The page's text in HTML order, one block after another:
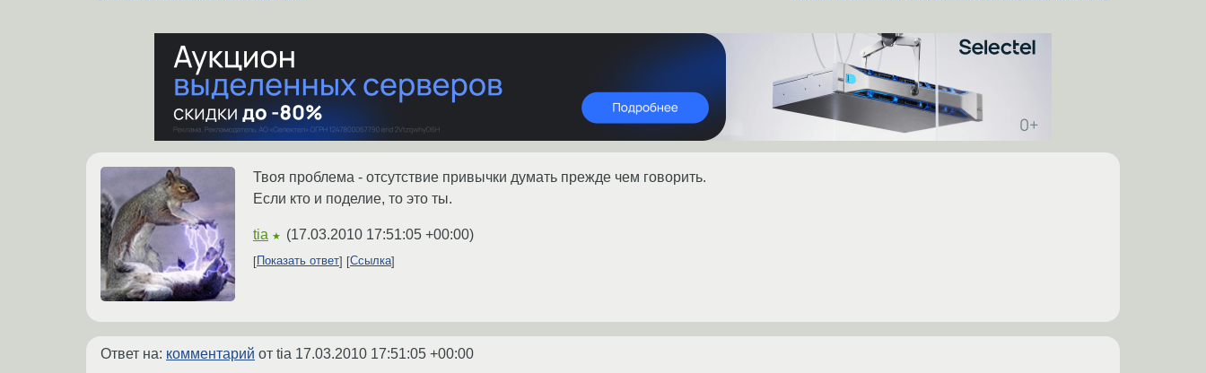
Твоя проблема - отсутствие привычки думать прежде чем говорить.
Если кто и поделие, то это ты.
tia ★ (17.03.2010 17:51:05 +00:00)
Показать ответ Ссылка
Ответ на: комментарий от tia 17.03.2010 17:51:05 +00:00